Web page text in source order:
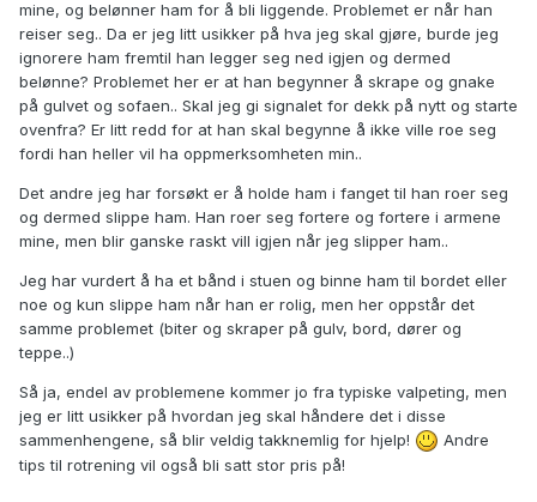
mine, og belønner ham for å bli liggende. Problemet er når han
reiser seg.. Da er jeg litt usikker på hva jeg skal gjøre, burde jeg
ignorere ham fremtil han legger seg ned igjen og dermed
belønne? Problemet her er at han begynner å skrape og gnake
på gulvet og sofaen.. Skal jeg gi signalet for dekk på nytt og starte
ovenfra? Er litt redd for at han skal begynne å ikke ville roe seg
fordi han heller vil ha oppmerksomheten min..
Det andre jeg har forsøkt er å holde ham i fanget til han roer seg
og dermed slippe ham. Han roer seg fortere og fortere i armene
mine, men blir ganske raskt vill igjen når jeg slipper ham..
Jeg har vurdert å ha et bånd i stuen og binne ham til bordet eller
noe og kun slippe ham når han er rolig, men her oppstår det
samme problemet (biter og skraper på gulv, bord, dører og
teppe..)
Så ja, endel av problemene kommer jo fra typiske valpeting, men
jeg er litt usikker på hvordan jeg skal håndere det i disse
sammenhengene, så blir veldig takknemlig for hjelp!
Andre
tips til rotrening vil også bli satt stor pris på!